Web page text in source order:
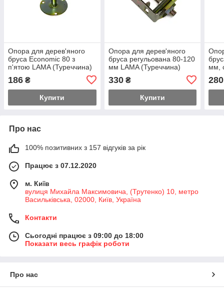
Опора для дерев'яного
бруса Economic 80 з
п'ятою LAMA (Туреччина)
186 ₴
Купити
Опора для дерев'яного
бруса регульована 80-120
мм LAMA (Туреччина)
330₴
Купити
мм,
280
Про нас
100% позитивних з 157 відгуків за рік
Працює з 07.12.2020
м. Київ
вулиця Михайла Максимовича, (Трутенко) 10, метро
Васильківська, 02000, Київ, Україна
Контакти
Сьогодні працює з 09:00 до 18:00
Показати весь графік роботи
Про нас